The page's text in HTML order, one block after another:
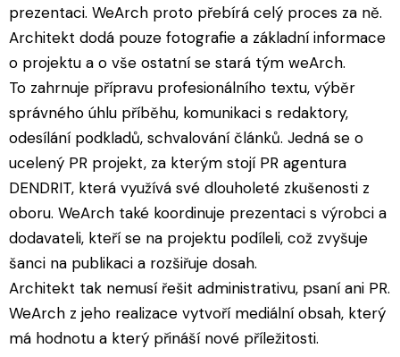
prezentaci. WeArch proto přebírá celý proces za ně.
Architekt dodá pouze fotografie a základní informace
o projektu a o vše ostatní se stará tým weArch.
To zahrnuje přípravu profesionálního textu, výběr
správného úhlu příběhu, komunikaci s redaktory,
odesílání podkladů, schvalování článků. Jedná se o
ucelený PR projekt, za kterým stojí PR agentura
DENDRIT, která využívá své dlouholeté zkušenosti z
oboru. WeArch také koordinuje prezentaci s výrobci a
dodavateli, kteří se na projektu podíleli, což zvyšuje
šanci na publikaci a rozšiřuje dosah.
Architekt tak nemusí řešit administrativu, psaní ani PR.
WeArch z jeho realizace vytvoří mediální obsah, který
má hodnotu a který přináší nové příležitosti.